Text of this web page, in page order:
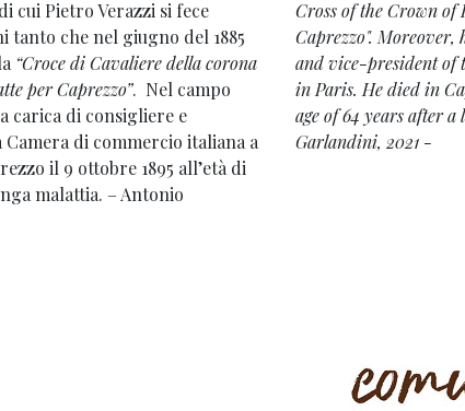
cui Pietro Verazzi si fece
che nel giugno del 1885
“Croce di Cavaliere della corona
per Caprezzo”. Nel campo
carica di consigliere e
di commercio italiana a
il 9 ottobre 1895 all’età di
malattia. – Antonio
Cross of the Crown of
Caprezzo". Moreover,
and vice-president of
in Paris. He died in
age of 64 years after
Garlandini, 2021 -